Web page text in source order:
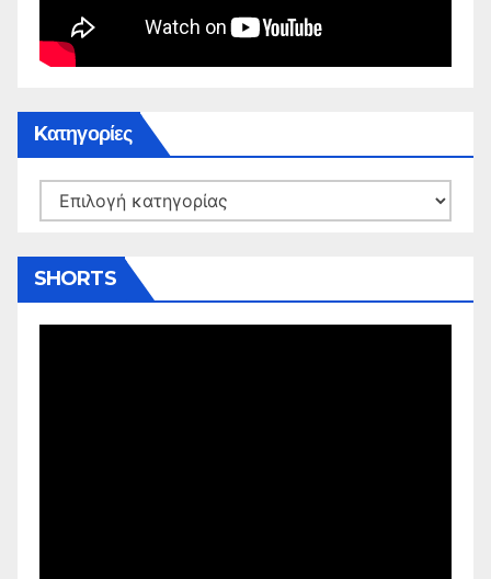
Kατηγορίες
Kατηγορίες
SHORTS